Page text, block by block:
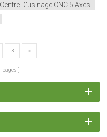
Centre D'usinage CNC 5 Axes
3
pages